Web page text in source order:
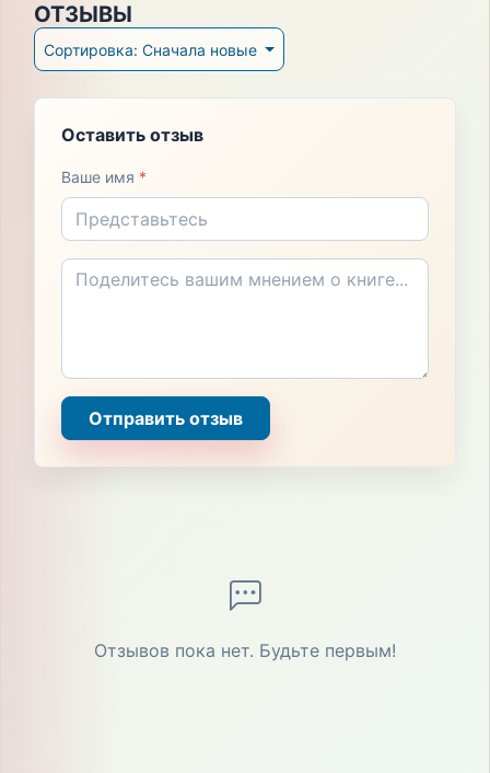
ОТЗЫВЫ
Сортировка: Сначала новые
Оставить отзыв
Ваше имя *
Отправить отзыв
Отзывов пока нет. Будьте первым!